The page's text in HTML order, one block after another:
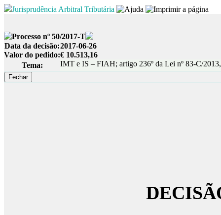
Jurisprudência Arbitral Tributária
Processo nº 50/2017-T
Data da decisão:2017-06-26
Valor do pedido:€ 10.513,16
Tema:
IMT e IS – FIAH; artigo 236º da Lei nº 83-C/